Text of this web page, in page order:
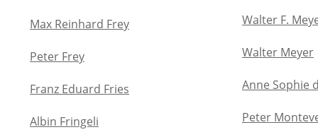
Max Reinhard Frey
Peter Frey
Franz Eduard Fries
Albin Fringeli
Walter F.
Walter Meyer
Anne Sophie
Peter